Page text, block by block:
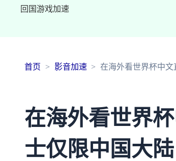
回国游戏加速
首页 影音加速 在海外看世界杯中文
在海外看世界
士仅限中国大